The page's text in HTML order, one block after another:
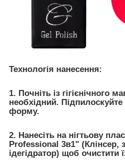
Технологія нанесення:
1. Почніть із гігієнічного
необхідний. Підпилоскуйте
форму.
2. Нанесіть на нігтьову
Professional 3в1" (Клінсер,
ідегідратор) щоб очистити